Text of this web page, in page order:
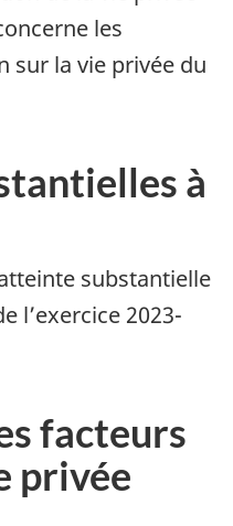
les
sur la vie privée du
à
substantielle
l’exercice 2023-
facteurs
privée